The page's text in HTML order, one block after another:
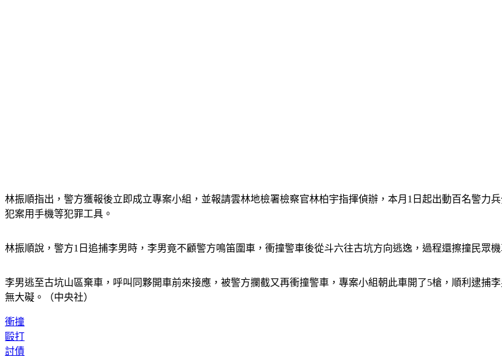
林振順指出，警方獲報後立即成立專案小組，並報請雲林地檢署檢察官林柏宇指揮偵辦，本月1日起出動百名警力
犯案用手機等犯罪工具。
林振順說，警方1日追捕李男時，李男竟不顧警方鳴笛圍車，衝撞警車後從斗六往古坑方向逃逸，過程還擦撞民眾
李男逃至古坑山區棄車，呼叫同夥開車前來接應，被警方攔截又再衝撞警車，專案小組朝此車開了5槍，順利逮捕
無大礙。（中央社）
衝撞
毆打
討債